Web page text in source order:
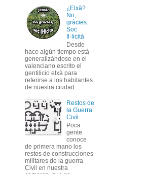
¿Elxà?
No,
gràcies.
Soc
Il·licità
Desde
hace algún tiempo está
generalizándose en el
valenciano escrito el
gentilicio elxà para
referirse a los habitantes
de nuestra ciudad...
Restos de
la Guerra
Civil
Poca
gente
conoce
de primera mano los
restos de construcciones
militares de la guerra
Civil en nuestra